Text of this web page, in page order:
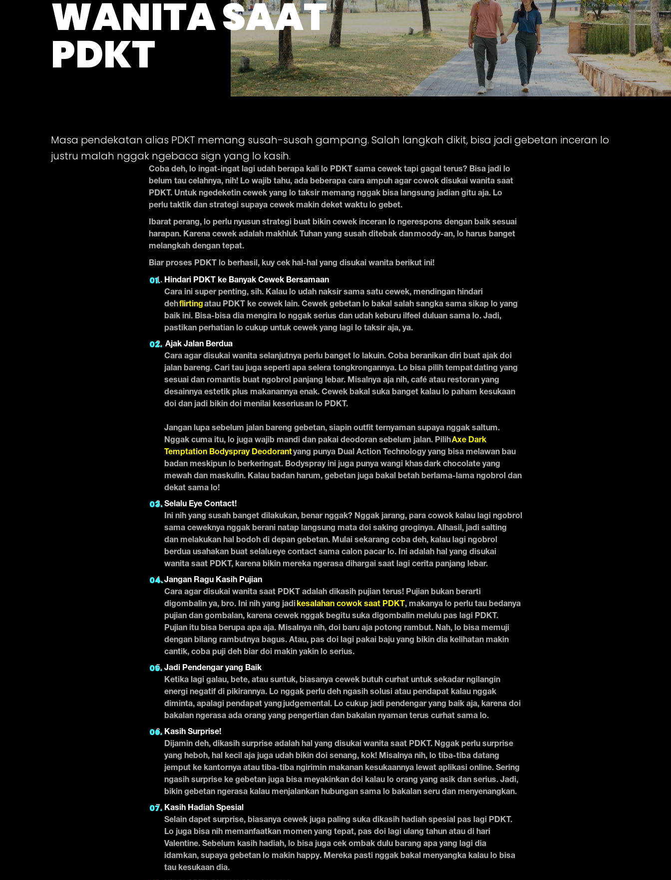
WANITA SAAT
PDKT
Masa pendekatan alias PDKT memang susah-susah gampang. Salah langkah dikit, bisa jadi gebetan inceran lo
justru malah nggak ngebaca sign yang lo kasih.
Coba deh, lo ingat-ingat lagi udah berapa kali lo PDKT sama cewek tapi gagal terus? Bisa jadi lo
belum tau celahnya, nih! Lo wajib tahu, ada beberapa cara ampuh agar cowok disukai wanita saat
PDKT. Untuk ngedeketin cewek yang lo taksir memang nggak bisa langsung jadian gitu aja. Lo
perlu taktik dan strategi supaya cewek makin deket waktu lo gebet.
Ibarat perang, lo perlu nyusun strategi buat bikin cewek inceran lo ngerespons dengan baik sesuai
harapan. Karena cewek adalah makhluk Tuhan yang susah ditebak dan moody-an, lo harus banget
melangkah dengan tepat.
Biar proses PDKT lo berhasil, kuy cek hal-hal yang disukai wanita berikut ini!
Hindari PDKT ke Banyak Cewek Bersamaan
Cara ini super penting, sih. Kalau lo udah naksir sama satu cewek, mendingan hindari
dehflirtingatau PDKT ke cewek lain. Cewek gebetan lo bakal salah sangka sama sikap lo yang
baik ini. Bisa-bisa dia mengira lo nggak serius dan udah keburu ilfeel duluan sama lo. Jadi,
pastikan perhatian lo cukup untuk cewek yang lagi lo taksir aja, ya.
Ajak Jalan Berdua
Cara agar disukai wanita selanjutnya perlu banget lo lakuin. Coba beranikan diri buat ajak doi
jalan bareng. Cari tau juga seperti apa selera tongkrongannya. Lo bisa pilih tempat dating yang
sesuai dan romantis buat ngobrol panjang lebar. Misalnya aja nih, café atau restoran yang
desainnya estetik plus makanannya enak. Cewek bakal suka banget kalau lo paham kesukaan
doi dan jadi bikin doi menilai keseriusan lo PDKT.
Jangan lupa sebelum jalan bareng gebetan, siapin outfit ternyaman supaya nggak saltum.
Nggak cuma itu, lo juga wajib mandi dan pakai deodoran sebelum jalan. PilihAxe Dark
Temptation Bodyspray Deodorantyang punya Dual Action Technology yang bisa melawan bau
badan meskipun lo berkeringat. Bodyspray ini juga punya wangi khas dark chocolate yang
mewah dan maskulin. Kalau badan harum, gebetan juga bakal betah berlama-lama ngobrol dan
dekat sama lo!
Selalu Eye Contact!
Ini nih yang susah banget dilakukan, benar nggak? Nggak jarang, para cowok kalau lagi ngobrol
sama ceweknya nggak berani natap langsung mata doi saking groginya. Alhasil, jadi salting
dan melakukan hal bodoh di depan gebetan. Mulai sekarang coba deh, kalau lagi ngobrol
berdua usahakan buat selalu eye contact sama calon pacar lo. Ini adalah hal yang disukai
wanita saat PDKT, karena bikin mereka ngerasa dihargai saat lagi cerita panjang lebar.
Jangan Ragu Kasih Pujian
Cara agar disukai wanita saat PDKT adalah dikasih pujian terus! Pujian bukan berarti
digombalin ya, bro. Ini nih yang jadikesalahan cowok saat PDKT , makanya lo perlu tau bedanya
pujian dan gombalan, karena cewek nggak begitu suka digombalin melulu pas lagi PDKT.
Pujian itu bisa berupa apa aja. Misalnya nih, doi baru aja potong rambut. Nah, lo bisa memuji
dengan bilang rambutnya bagus. Atau, pas doi lagi pakai baju yang bikin dia kelihatan makin
cantik, coba puji deh biar doi makin yakin lo serius.
Jadi Pendengar yang Baik
Ketika lagi galau, bete, atau suntuk, biasanya cewek butuh curhat untuk sekadar ngilangin
energi negatif di pikirannya. Lo nggak perlu deh ngasih solusi atau pendapat kalau nggak
diminta, apalagi pendapat yang judgemental. Lo cukup jadi pendengar yang baik aja, karena doi
bakalan ngerasa ada orang yang pengertian dan bakalan nyaman terus curhat sama lo.
Kasih Surprise!
Dijamin deh, dikasih surprise adalah hal yang disukai wanita saat PDKT. Nggak perlu surprise
yang heboh, hal kecil aja juga udah bikin doi senang, kok! Misalnya nih, lo tiba-tiba datang
jemput ke kantornya atau tiba-tiba ngirimin makanan kesukaannya lewat aplikasi online. Sering
ngasih surprise ke gebetan juga bisa meyakinkan doi kalau lo orang yang asik dan serius. Jadi,
bikin gebetan ngerasa kalau menjalankan hubungan sama lo bakalan seru dan menyenangkan.
Kasih Hadiah Spesial
Selain dapet surprise, biasanya cewek juga paling suka dikasih hadiah spesial pas lagi PDKT.
Lo juga bisa nih memanfaatkan momen yang tepat, pas doi lagi ulang tahun atau di hari
Valentine. Sebelum kasih hadiah, lo bisa juga cek ombak dulu barang apa yang lagi dia
idamkan, supaya gebetan lo makin happy. Mereka pasti nggak bakal menyangka kalau lo bisa
tau kesukaan dia.